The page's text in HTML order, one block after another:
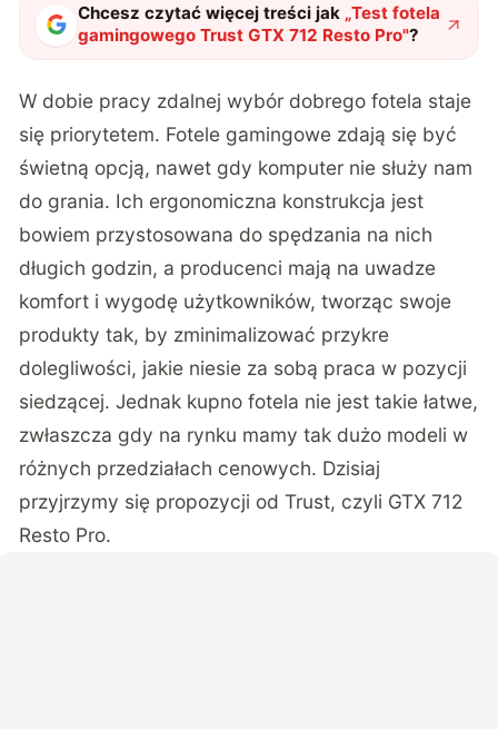
Chcesz czytać więcej treści jak „Test fotela
gamingowego Trust GTX 712 Resto Pro"?
W dobie pracy zdalnej wybór dobrego fotela staje
się priorytetem. Fotele gamingowe zdają się być
świetną opcją, nawet gdy komputer nie służy nam
do grania. Ich ergonomiczna konstrukcja jest
bowiem przystosowana do spędzania na nich
długich godzin, a producenci mają na uwadze
komfort i wygodę użytkowników, tworząc swoje
produkty tak, by zminimalizować przykre
dolegliwości, jakie niesie za sobą praca w pozycji
siedzącej. Jednak kupno fotela nie jest takie łatwe,
zwłaszcza gdy na rynku mamy tak dużo modeli w
różnych przedziałach cenowych. Dzisiaj
przyjrzymy się propozycji od Trust, czyli GTX 712
Resto Pro.